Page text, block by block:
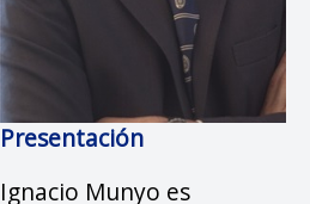
Presentación
Ignacio Munyo es